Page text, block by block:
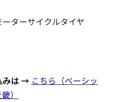
ーサイクルタイヤ
みは → こちら（ベーシッ
）